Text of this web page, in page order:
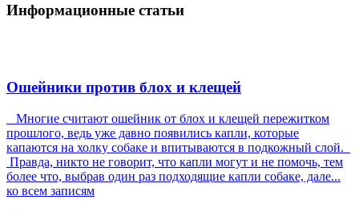
Информационные статьи
Ошейники против блох и клещей
Многие считают ошейник от блох и клещей пережитком
прошлого, ведь уже давно появились капли, которые
капаются на холку собаке и впитываются в подкожный слой.
Правда, никто не говорит, что капли могут и не помочь, тем
более что, выбрав один раз подходящие капли собаке, дале...
ко всем записям